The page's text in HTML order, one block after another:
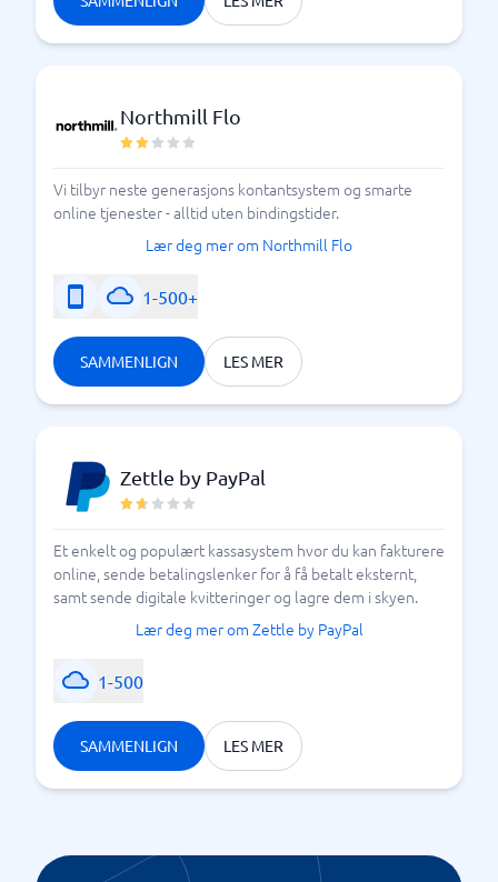
Northmill Flo
Vi tilbyr neste generasjons kontantsystem og smarte
online tjenester - alltid uten bindingstider.
Lær deg mer om Northmill Flo
1-500+
SAMMENLIGN LES MER
Zettle by PayPal
Et enkelt og populært kassasystem hvor du kan fakturere
online, sende betalingslenker for å få betalt eksternt,
samt sende digitale kvitteringer og lagre dem i skyen.
Lær deg mer om Zettle by PayPal
1-500
SAMMENLIGN LES MER